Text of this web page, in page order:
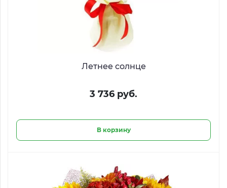
Летнее солнце
3 736 руб.
В корзину